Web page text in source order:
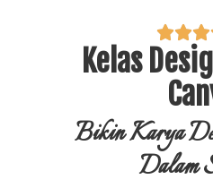

Kelas
Bikin Karya
Dalam